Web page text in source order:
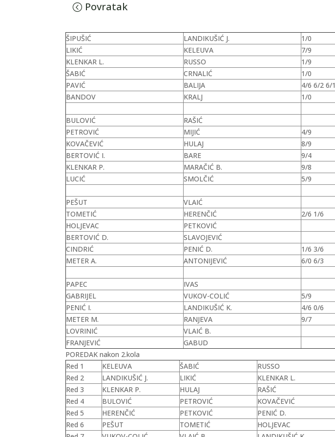
Povratak
ŠIPUŠIĆ LANDIKUŠIĆ J.
1/0
LIKIĆ
KELEUVA
7/9
KLENKAR L.
RUSSO
1/9
ŠABIĆ
CRNALIĆ
1/0
PAVIĆ
BALIJA
4/6 6/2 6/1
BANDOV
KRALJ 1/0
BULOVIĆ
RAŠIĆ
PETROVIĆ
MIJIĆ
4/9
KOVAČEVIĆ
HULAJ
8/9
BERTOVIĆ I.
BARE
9/4
KLENKAR P.
MARAČIĆ B.
9/8
LUCIĆ
SMOLČIĆ 5/9
PEŠUT
VLAIĆ
TOMETIĆ
HERENČIĆ
2/6 1/6
HOLJEVAC
PETKOVIĆ
BERTOVIĆ D.
SLAVOJEVIĆ
CINDRIĆ
PENIĆ D.
1/6 3/6
METER A.
ANTONIJEVIĆ 6/0 6/3
PAPEC
IVAS
GABRIJEL
VUKOV-COLIĆ
5/9
PENIĆ I.
LANDIKUŠIĆ K.
4/6 0/6
METER M.
RANJEVA
9/7
LOVRINIĆ
VLAIĆ B.
FRANJEVIĆ
GABUD
POREDAK nakon 2.kola
Red 1
KELEUVA ŠABIĆ RUSSO
Red 2
LANDIKUŠIĆ J. LIKIĆ KLENKAR L.
Red 3
KLENKAR P. HULAJ RAŠIĆ
Red 4
BULOVIĆ PETROVIĆ KOVAČEVIĆ
Red 5
HERENČIĆ PETKOVIĆ PENIĆ D.
Red 6
PEŠUT TOMETIĆ HOLJEVAC